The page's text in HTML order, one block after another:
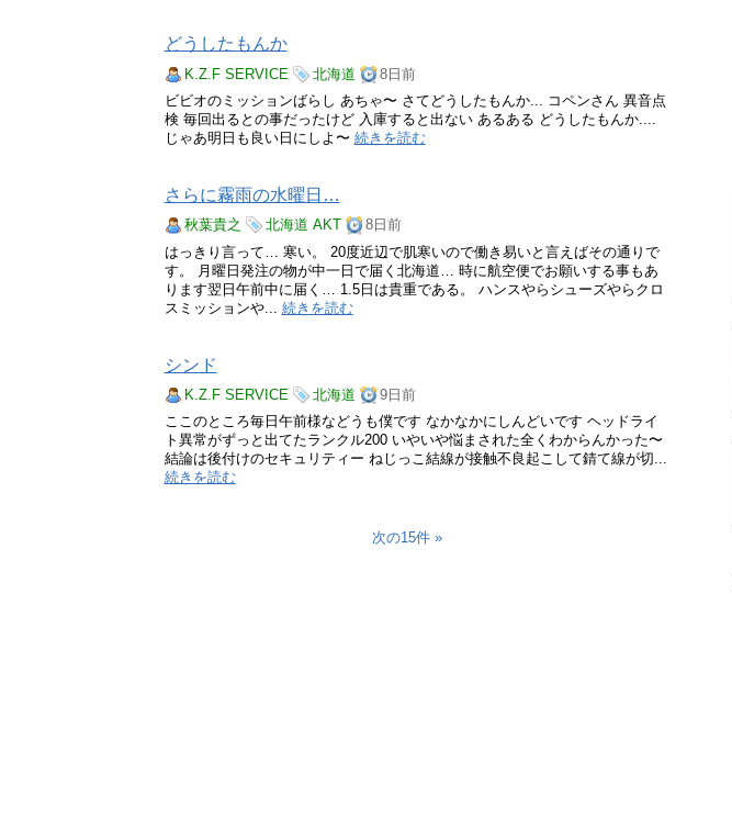
どうしたもんか
K.Z.F SERVICE 北海道
8日前
ビビオのミッションばらし あちゃ〜 さてどうしたもんか... コペンさん 異音点
検 毎回出るとの事だったけど 入庫すると出ない あるある どうしたもんか....
じゃあ明日も良い日にしよ〜 続きを読む
さらに霧雨の水曜日…
秋葉貴之 北海道 AKT
8日前
はっきり言って… 寒い。 20度近辺で肌寒いので働き易いと言えばその通りで
す。 月曜日発注の物が中一日で届く北海道… 時に航空便でお願いする事もあ
ります翌日午前中に届く… 1.5日は貴重である。 ハンスやらシューズやらクロ
スミッションや...
続きを読む
シンド
K.Z.F SERVICE 北海道
9日前
ここのところ毎日午前様などうも僕です なかなかにしんどいです ヘッドライ
ト異常がずっと出てたランクル200 いやいや悩まされた全くわからんかった〜
結論は後付けのセキュリティー ねじっこ結線が接触不良起こして錆て線が切...
続きを読む
次の15件 »